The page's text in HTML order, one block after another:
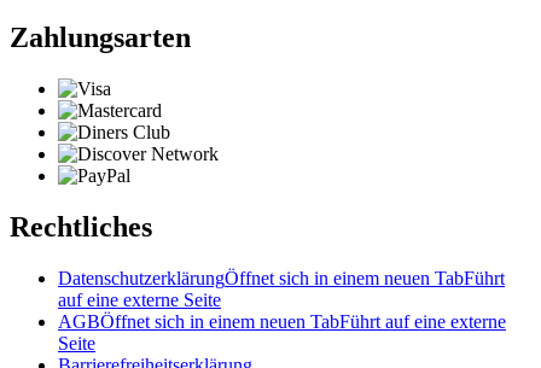
Zahlungsarten
Rechtliches
DatenschutzerklärungÖffnet sich in einem neuen TabFührt
auf eine externe Seite
AGBÖffnet sich in einem neuen TabFührt auf eine externe
Seite